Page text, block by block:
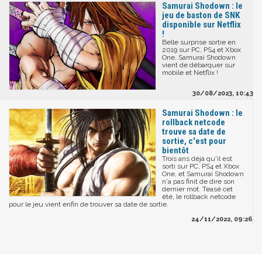
Samurai Shodown : le
jeu de baston de SNK
disponible sur Netflix
!
Belle surprise sortie en
2019 sur PC, PS4 et Xbox
One, Samurai Shodown
vient de débarquer sur
mobile et Netflix !
30/08/2023, 10:43
Samurai Shodown : le
rollback netcode
trouve sa date de
sortie, c'est pour
bientôt
Trois ans déjà qu'il est
sorti sur PC, PS4 et Xbox
One, et Samurai Shodown
n'a pas finit de dire son
dernier mot. Teasé cet
été, le rollback netcode
pour le jeu vient enfin de trouver sa date de sortie.
24/11/2022, 09:26